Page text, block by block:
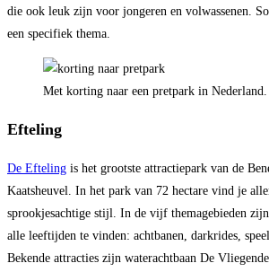
die ook leuk zijn voor jongeren en volwassenen.
een specifiek thema.
Met korting naar een pretpark in Nederland.
Efteling
De Efteling is het grootste attractiepark van de
Kaatsheuvel. In het park van 72 hectare vind je
sprookjesachtige stijl. In de vijf themagebieden
alle leeftijden te vinden: achtbanen, darkrides,
Bekende attracties zijn waterachtbaan De